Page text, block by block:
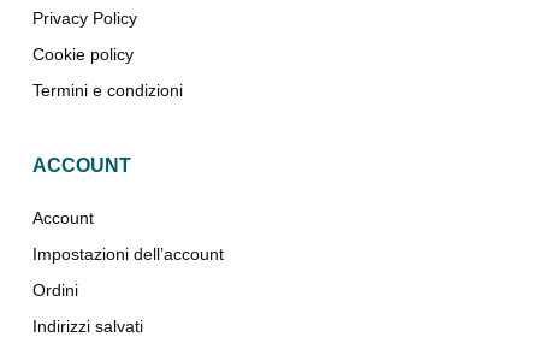
Privacy Policy
Cookie policy
Termini e condizioni
ACCOUNT
Account
Impostazioni dell’account
Ordini
Indirizzi salvati